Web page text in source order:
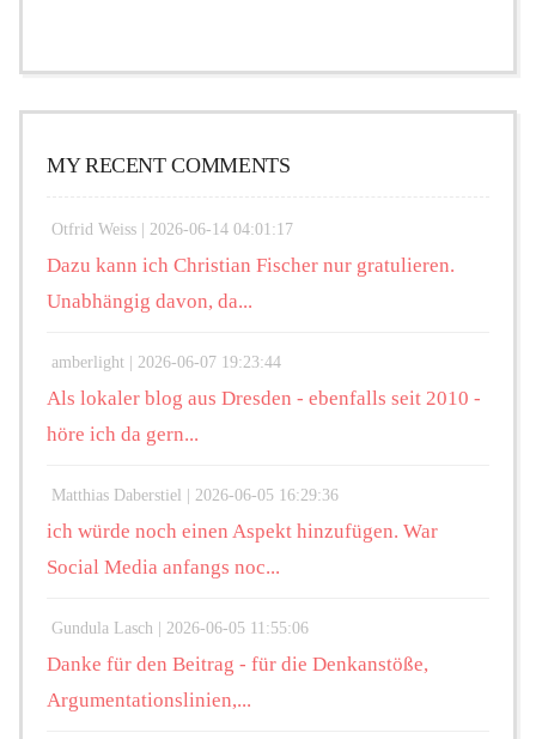
MY RECENT COMMENTS
Otfrid Weiss | 2026-06-14 04:01:17
Dazu kann ich Christian Fischer nur gratulieren.
Unabhängig davon, da...
amberlight | 2026-06-07 19:23:44
Als lokaler blog aus Dresden - ebenfalls seit 2010 -
höre ich da gern...
Matthias Daberstiel | 2026-06-05 16:29:36
ich würde noch einen Aspekt hinzufügen. War
Social Media anfangs noc...
Gundula Lasch | 2026-06-05 11:55:06
Danke für den Beitrag - für die Denkanstöße,
Argumentationslinien,...